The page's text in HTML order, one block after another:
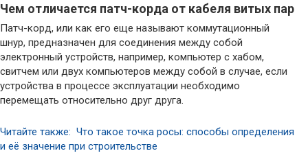
Чем отличается патч-корда от кабеля витых пар
Патч-корд, или как его еще называют коммутационный
шнур, предназначен для соединения между собой
электронный устройств, например, компьютер с хабом,
свитчем или двух компьютеров между собой в случае, если
устройства в процессе эксплуатации необходимо
перемещать относительно друг друга.
Читайте также: Что такое точка росы: способы определения
и её значение при строительстве